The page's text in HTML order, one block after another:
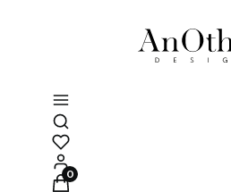
Otwórz wyszukiwarkę
Produkty w koszyku: 0.